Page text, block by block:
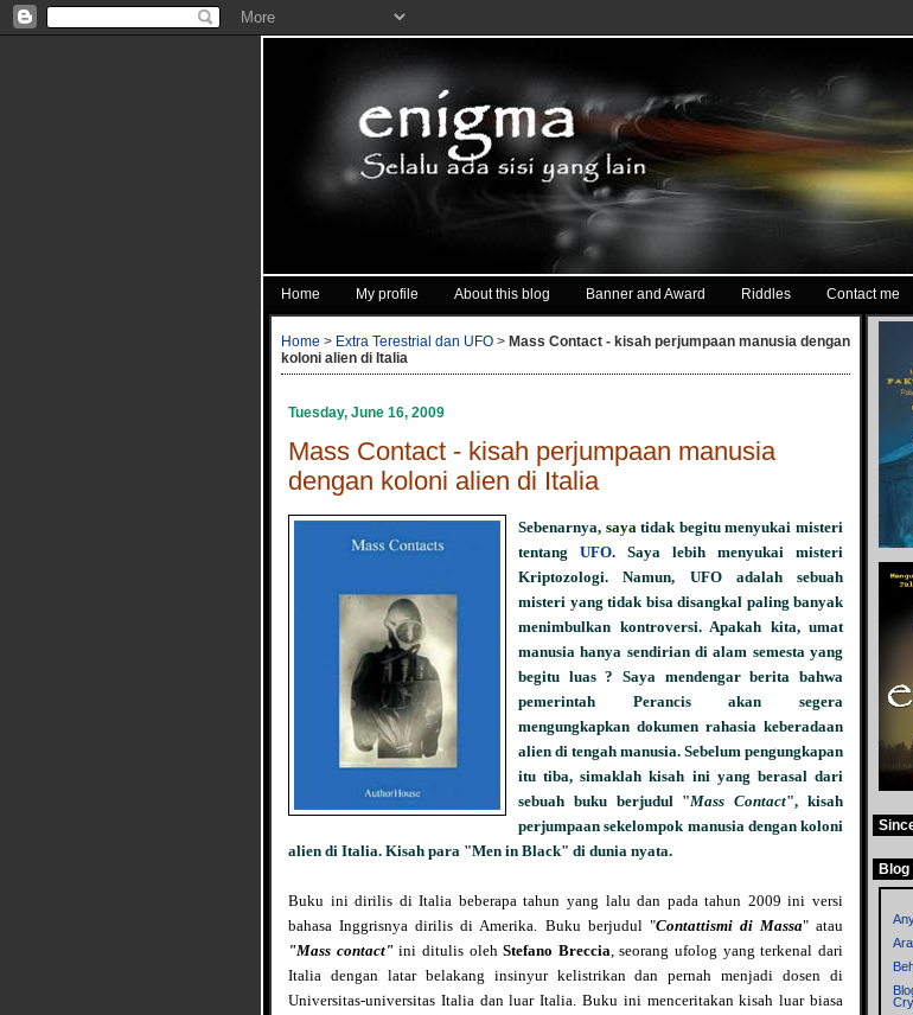
Home My profile About this blog Banner and Award Riddles Contact me
Home > Extra Terestrial dan UFO > Mass Contact - kisah perjumpaan manusia dengan
koloni alien di Italia
Tuesday, June 16, 2009
Mass Contact - kisah perjumpaan manusia
dengan koloni alien di Italia
Sebenarnya, sayatidak begitu menyukai misteri
tentang UFO. Saya lebih menyukai misteri
Kriptozologi. Namun, UFO adalah sebuah
misteri yang tidak bisa disangkal paling banyak
menimbulkan kontroversi. Apakah kita, umat
manusia hanya sendirian di alam semesta yang
begitu luas ? Saya mendengar berita bahwa
pemerintah Perancis akan segera
mengungkapkan dokumen rahasia keberadaan
alien di tengah manusia. Sebelum pengungkapan
itu tiba, simaklah kisah ini yang berasal dari
sebuah buku berjudul "Mass Contact", kisah
perjumpaan sekelompok manusia dengan koloni
alien di Italia. Kisah para "Men in Black" di dunia nyata.
Buku ini dirilis di Italia beberapa tahun yang lalu dan pada tahun 2009 ini versi
bahasa Inggrisnya dirilis di Amerika. Buku berjudul "Contattismi di Massa" atau
"Mass contact"ini ditulis olehStefano Breccia, seorang ufolog yang terkenal dari
Italia dengan latar belakang insinyur kelistrikan dan pernah menjadi dosen di
Universitas-universitas Italia dan luar Italia. Buku ini menceritakan kisah luar biasa